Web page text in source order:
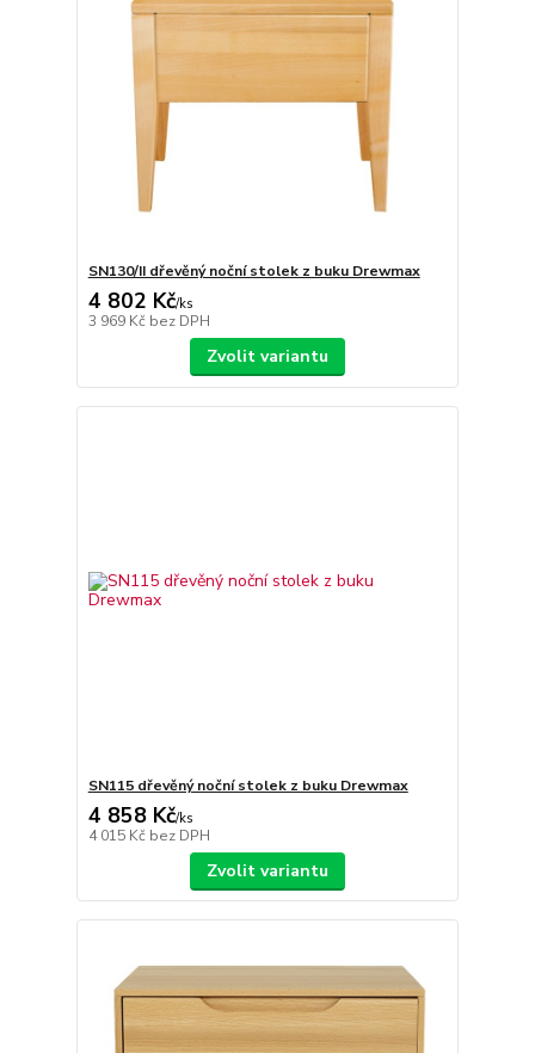
SN130/II dřevěný noční stolek z buku Drewmax
4 802 Kč/ks
3 969 Kč bez DPH
Zvolit variantu
SN115 dřevěný noční stolek z buku Drewmax
4 858 Kč/ks
4 015 Kč bez DPH
Zvolit variantu